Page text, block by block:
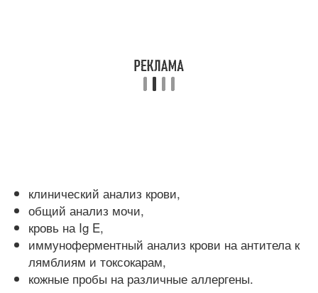
клинический анализ крови,
общий анализ мочи,
кровь на Ig E,
иммуноферментный анализ крови на антитела к
лямблиям и токсокарам,
кожные пробы на различные аллергены.